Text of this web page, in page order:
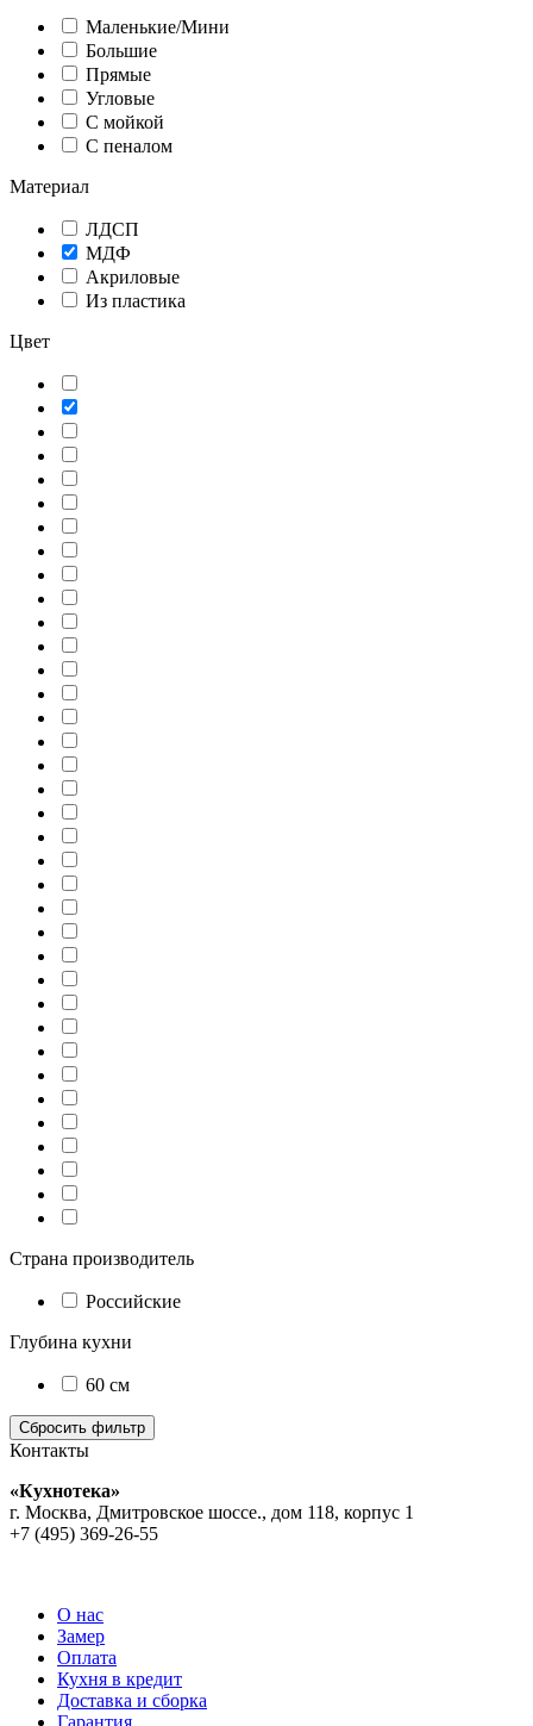
Маленькие/Мини
Большие
Прямые
Угловые
С мойкой
С пеналом
Материал
ЛДСП
МДФ
Акриловые
Из пластика
Цвет
Страна производитель
Российские
Глубина кухни
60 см
Контакты
«Кухнотека»
г. Москва, Дмитровское шоссе., дом 118, корпус 1
+7 (495) 369-26-55
О нас
Замер
Оплата
Кухня в кредит
Доставка и сборка